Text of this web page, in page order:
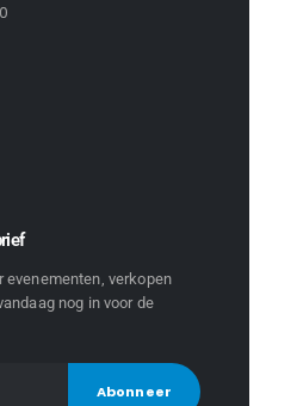
evenementen, verkopen
nog in voor de